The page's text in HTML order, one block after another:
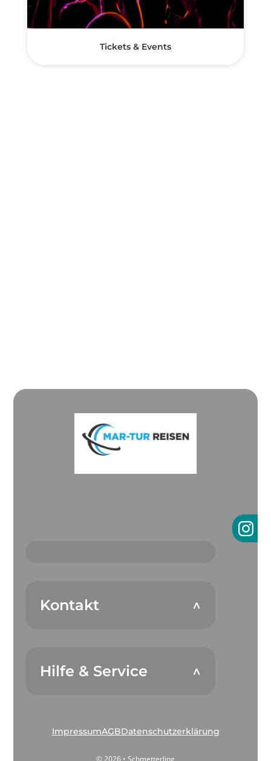
Tickets & Events
Kontakt
Hilfe & Service
ImpressumAGBDatenschutzerklärung
© 2026 • Schmetterling